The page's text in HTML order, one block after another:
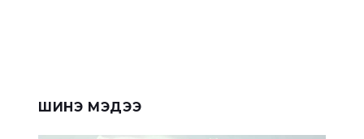
ШИНЭ МЭДЭЭ